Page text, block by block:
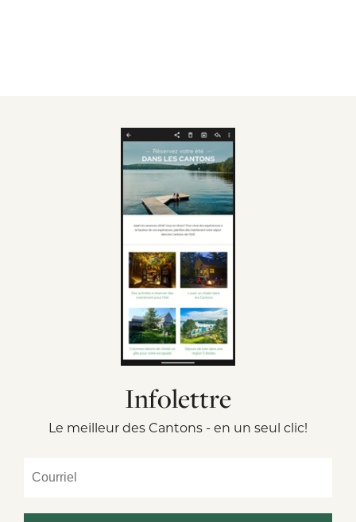
Infolettre
Le meilleur des Cantons - en un seul clic!